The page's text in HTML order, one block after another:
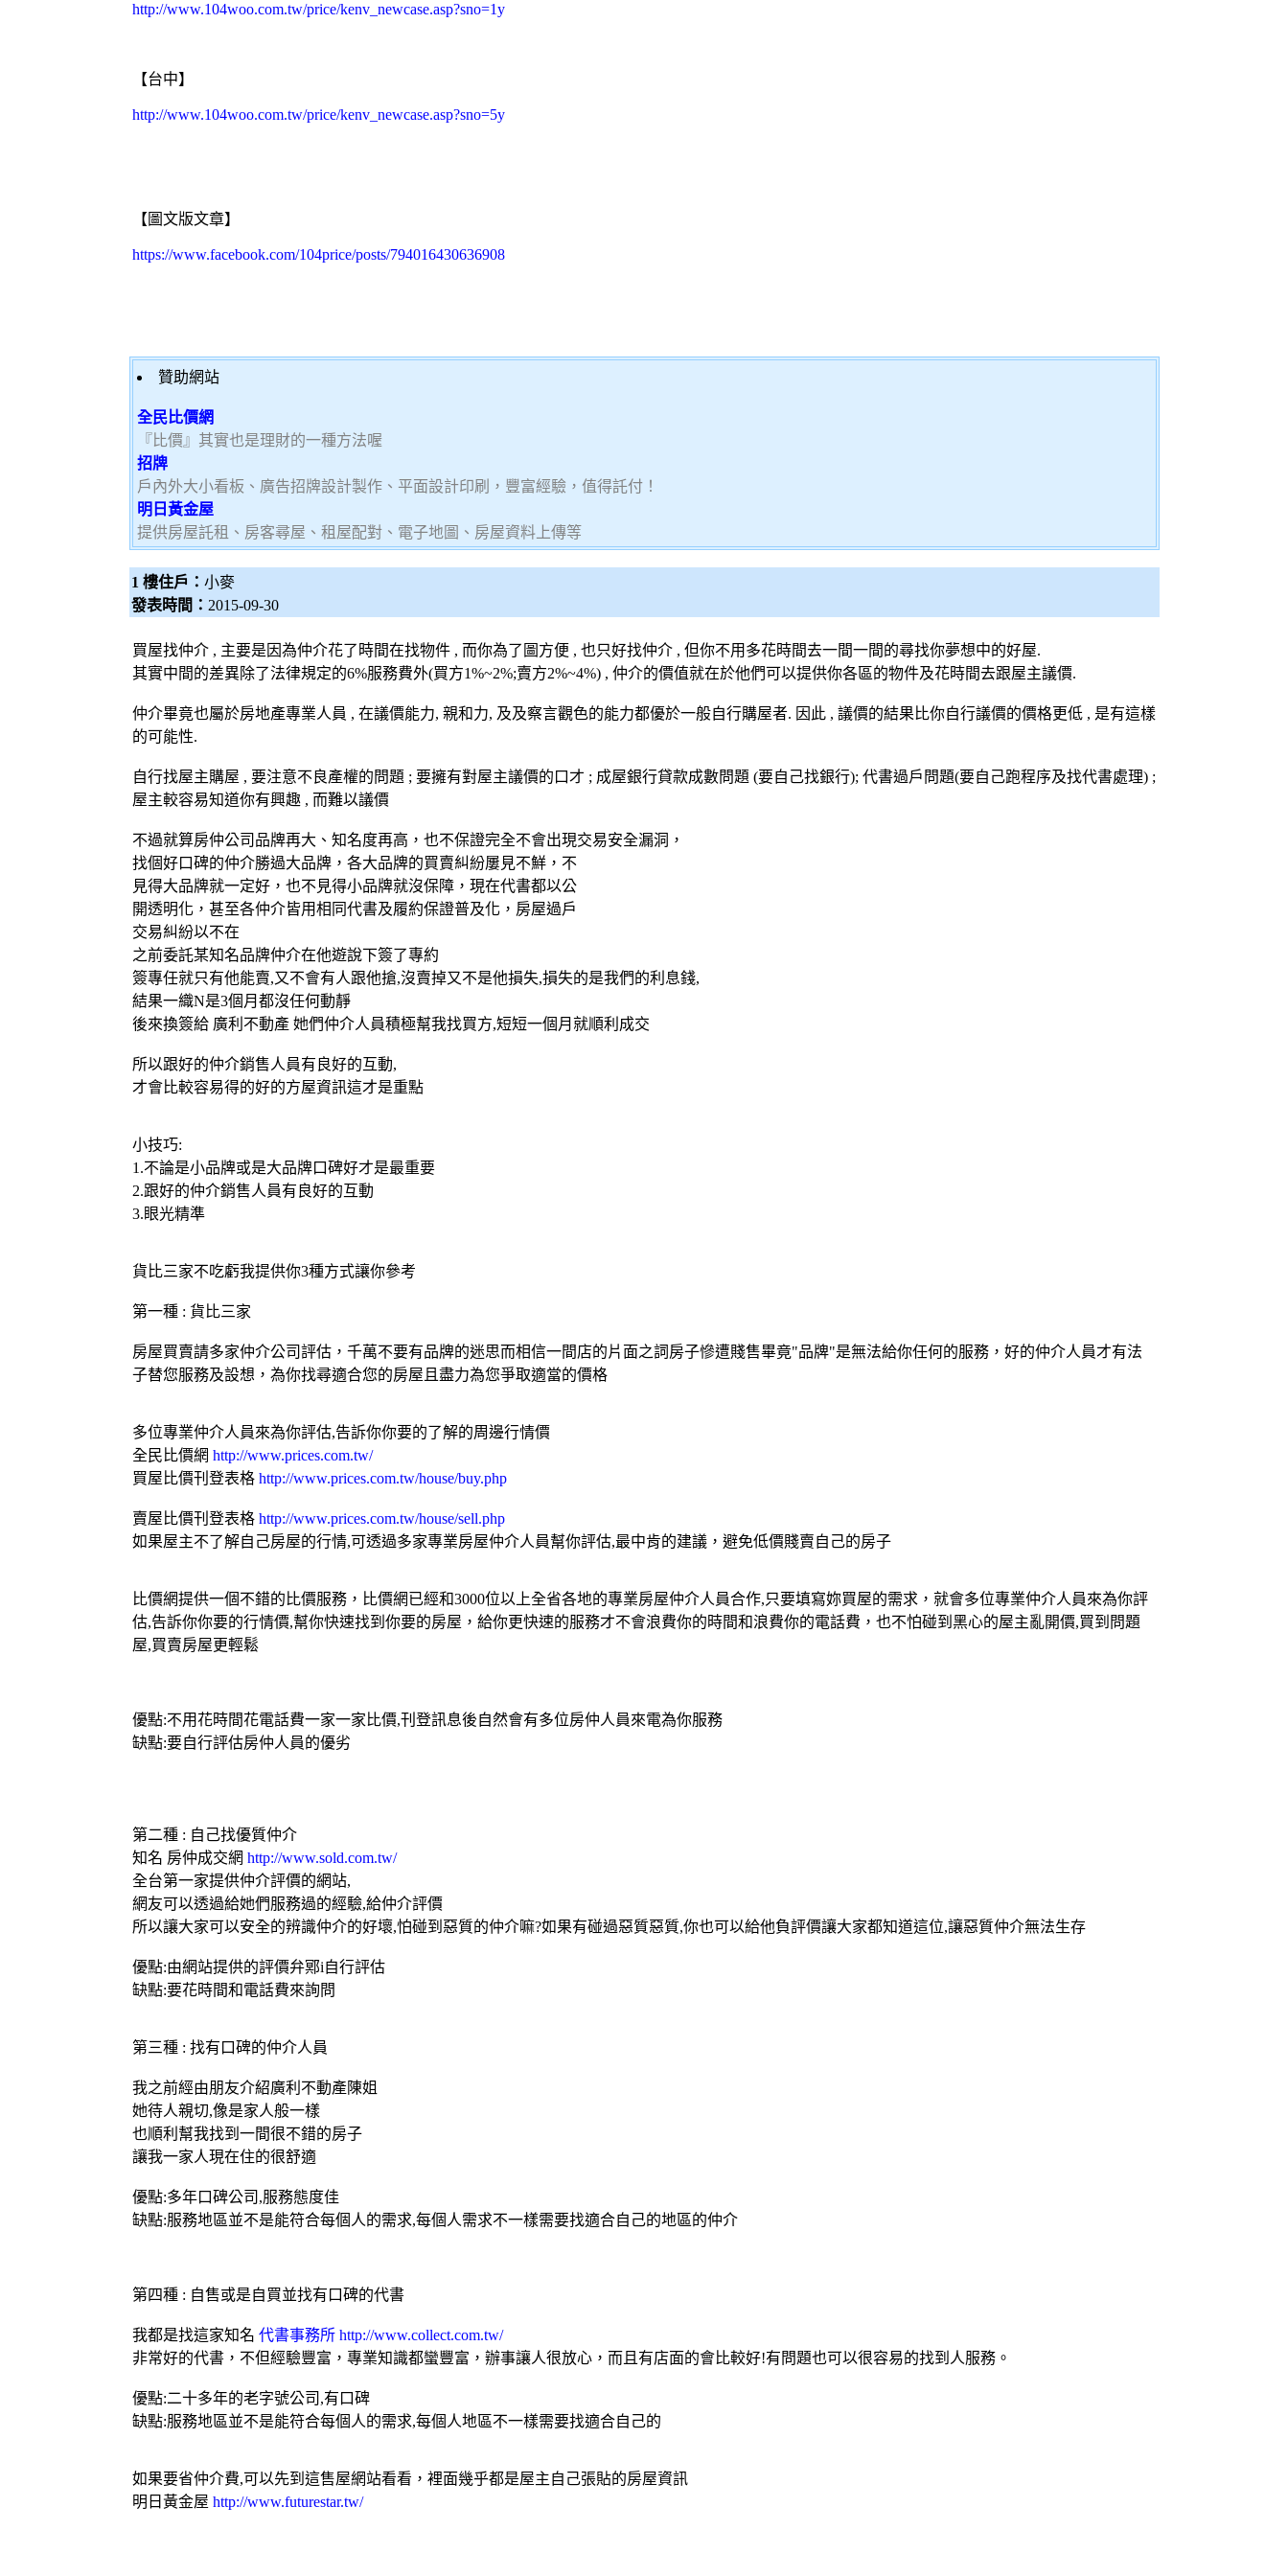
http://www.104woo.com.tw/price/kenv_newcase.asp?sno=1y
【台中】
http://www.104woo.com.tw/price/kenv_newcase.asp?sno=5y
【圖文版文章】
https://www.facebook.com/104price/posts/794016430636908
贊助網站
全民比價網
『比價』其實也是理財的一種方法喔
招牌
戶內外大小看板、廣告招牌設計製作、平面設計印刷，豐富經驗，值得託付！
明日黃金屋
提供房屋託租、房客尋屋、租屋配對、電子地圖、房屋資料上傳等
1 樓住戶： 小麥
發表時間： 2015-09-30
買屋找仲介 , 主要是因為仲介花了時間在找物件 , 而你為了圖方便 , 也只好找仲介 , 但你不用多花時間去一間一間的尋找你夢想中的好屋.
其實中間的差異除了法律規定的6%服務費外(買方1%~2%;賣方2%~4%) , 仲介的價值就在於他們可以提供你各區的物件及花時間去跟屋主議價.
仲介畢竟也屬於房地產專業人員 , 在議價能力, 親和力, 及及察言觀色的能力都優於一般自行購屋者. 因此 , 議價的結果比你自行議價的價格更低 , 是有這樣
的可能性.
自行找屋主購屋 , 要注意不良產權的問題 ; 要擁有對屋主議價的口才 ; 成屋銀行貸款成數問題 (要自己找銀行); 代書過戶問題(要自己跑程序及找代書處理) ;
屋主較容易知道你有興趣 , 而難以議價
不過就算房仲公司品牌再大、知名度再高，也不保證完全不會出現交易安全漏洞，
找個好口碑的仲介勝過大品牌，各大品牌的買賣糾紛屢見不鮮，不
見得大品牌就一定好，也不見得小品牌就沒保障，現在代書都以公
開透明化，甚至各仲介皆用相同代書及履約保證普及化，房屋過戶
交易糾紛以不在
之前委託某知名品牌仲介在他遊說下簽了專約
簽專任就只有他能賣,又不會有人跟他搶,沒賣掉又不是他損失,損失的是我們的利息錢,
結果一織N是3個月都沒任何動靜
後來換簽給 廣利不動產 她們仲介人員積極幫我找買方,短短一個月就順利成交
所以跟好的仲介銷售人員有良好的互動,
才會比較容易得的好的方屋資訊這才是重點
小技巧:
1.不論是小品牌或是大品牌口碑好才是最重要
2.跟好的仲介銷售人員有良好的互動
3.眼光精準
貨比三家不吃虧我提供你3種方式讓你參考
第一種 : 貨比三家
房屋買賣請多家仲介公司評估，千萬不要有品牌的迷思而相信一間店的片面之詞房子慘遭賤售畢竟"品牌"是無法給你任何的服務，好的仲介人員才有法
子替您服務及設想，為你找尋適合您的房屋且盡力為您爭取適當的價格
多位專業仲介人員來為你評估,告訴你你要的了解的周邊行情價
全民比價網 http://www.prices.com.tw/
買屋比價刊登表格 http://www.prices.com.tw/house/buy.php
賣屋比價刊登表格 http://www.prices.com.tw/house/sell.php
如果屋主不了解自己房屋的行情,可透過多家專業房屋仲介人員幫你評估,最中肯的建議，避免低價賤賣自己的房子
比價網提供一個不錯的比價服務，比價網已經和3000位以上全省各地的專業房屋仲介人員合作,只要填寫妳買屋的需求，就會多位專業仲介人員來為你評
估,告訴你你要的行情價,幫你快速找到你要的房屋，給你更快速的服務才不會浪費你的時間和浪費你的電話費，也不怕碰到黑心的屋主亂開價,買到問題
屋,買賣房屋更輕鬆
優點:不用花時間花電話費一家一家比價,刊登訊息後自然會有多位房仲人員來電為你服務
缺點:要自行評估房仲人員的優劣
第二種 : 自己找優質仲介
知名 房仲成交網 http://www.sold.com.tw/
全台第一家提供仲介評價的網站,
網友可以透過給她們服務過的經驗,給仲介評價
所以讓大家可以安全的辨識仲介的好壞,怕碰到惡質的仲介嘛?如果有碰過惡質惡質,你也可以給他負評價讓大家都知道這位,讓惡質仲介無法生存
優點:由網站提供的評價弁鄍i自行評估
缺點:要花時間和電話費來詢問
第三種 : 找有口碑的仲介人員
我之前經由朋友介紹廣利不動產陳姐
她待人親切,像是家人般一樣
也順利幫我找到一間很不錯的房子
讓我一家人現在住的很舒適
優點:多年口碑公司,服務態度佳
缺點:服務地區並不是能符合每個人的需求,每個人需求不一樣需要找適合自己的地區的仲介
第四種 : 自售或是自買並找有口碑的代書
我都是找這家知名 代書事務所 http://www.collect.com.tw/
非常好的代書，不但經驗豐富，專業知識都蠻豐富，辦事讓人很放心，而且有店面的會比較好!有問題也可以很容易的找到人服務。
優點:二十多年的老字號公司,有口碑
缺點:服務地區並不是能符合每個人的需求,每個人地區不一樣需要找適合自己的
如果要省仲介費,可以先到這售屋網站看看，裡面幾乎都是屋主自己張貼的房屋資訊
明日黃金屋 http://www.futurestar.tw/